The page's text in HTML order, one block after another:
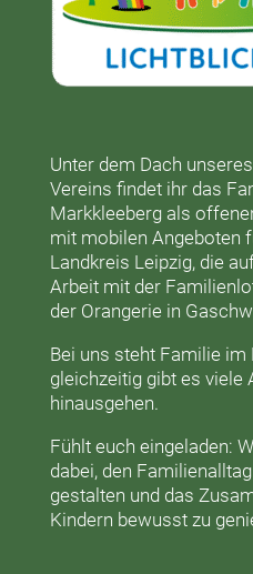
Unter dem Dach
Vereins findet ihr das
Markkleebergals
mit mobilen Angeboten
Landkreis Leipzig, die
Arbeit mit der
der Orangeriein
Bei uns steht Familie
gleichzeitig gibt es viele
hinausgehen.
Fühlt euch eingeladen:
dabei, den
gestalten und das
Kindern bewusst zu